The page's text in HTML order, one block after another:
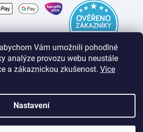
Vám umožnili pohodlné
analýze provozu webu neustále
a zákaznickou zkušenost. Více
Nastavení